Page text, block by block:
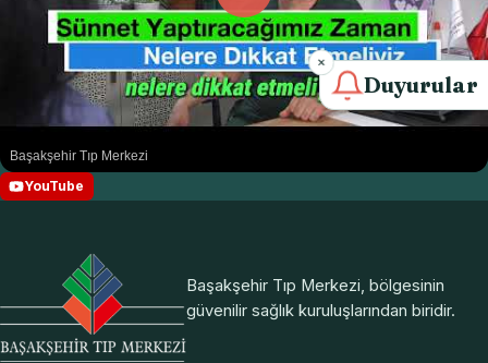
Başakşehir Tıp Merkezi
YouTube
Başakşehir Tıp Merkezi, bölgesinin
güvenilir sağlık kuruluşlarından biridir.
Duyurular